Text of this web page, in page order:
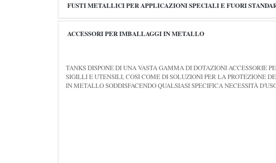
FUSTI METALLICI PER APPLICAZIONI SPECIALI E FUORI
ACCESSORI PER IMBALLAGGI IN METALLO
TANKS DISPONE DI UNA VASTA GAMMA DI DOTAZIONI ACCESSORIE
SIGILLI E UTENSILI, COSÌ COME DI SOLUZIONI PER LA PROTEZIONE
IN METALLO SODDISFACENDO QUALSIASI SPECIFICA NECESSITÀ